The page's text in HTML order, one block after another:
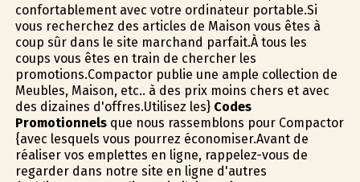
confortablement avec votre ordinateur portable.Si
vous recherchez des articles de Maison vous êtes à
coup sûr dans le site marchand parfait.À tous les
coups vous êtes en train de chercher les
promotions.Compactor publie une ample collection de
Meubles, Maison, etc.. à des prix moins chers et avec
des dizaines d'offres.Utilisez les} Codes
Promotionnelsque nous rassemblons pour Compactor
{avec lesquels vous pourrez économiser.Avant de
réaliser vos emplettes en ligne, rappelez-vous de
regarder dans notre site en ligne d'autres